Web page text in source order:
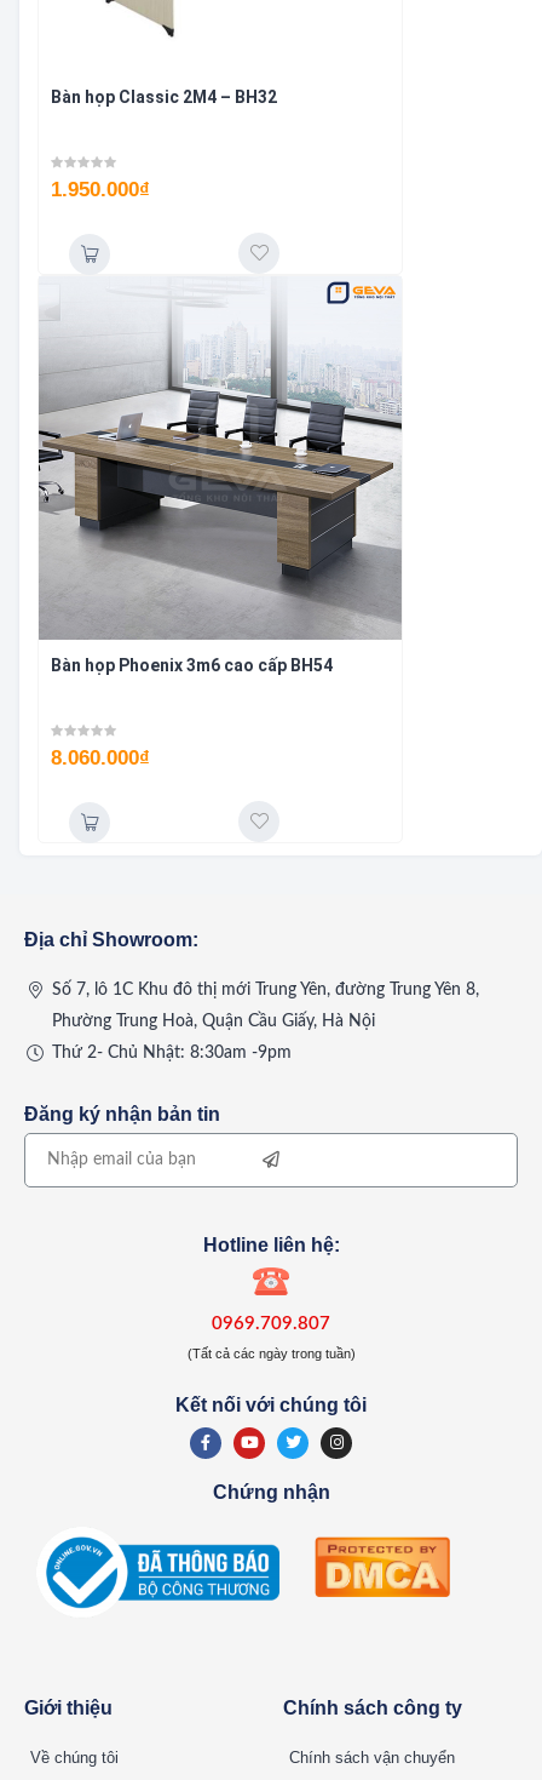
Bàn họp Classic 2M4 – BH32
1.950.000₫
Bàn họp Phoenix 3m6 cao cấp BH54
8.060.000₫
Giới thiệu
Về chúng tôi
Chính sách công ty
Chính sách vận chuyển
Hotline liên hệ:
0969.709.807
(Tất cả các ngày trong tuần)
Kết nối với chúng tôi
Chứng nhận
Địa chỉ Showroom:
Số 7, lô 1C Khu đô thị mới Trung Yên, đường Trung Yên 8,
Phường Trung Hoà, Quận Cầu Giấy, Hà Nội
Thứ 2- Chủ Nhật: 8:30am -9pm
Đăng ký nhận bản tin